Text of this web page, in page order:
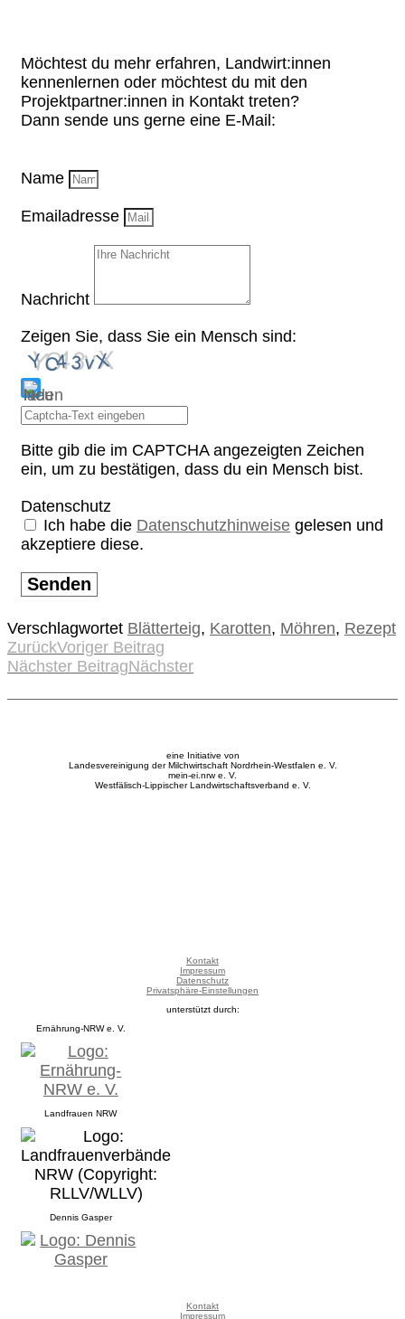
Möchtest du mehr erfahren, Landwirt:innen
kennenlernen oder möchtest du mit den
Projektpartner:innen in Kontakt treten?
Dann sende uns gerne eine E-Mail:
Name
Emailadresse
Nachricht
Zeigen Sie, dass Sie ein Mensch sind:
Bitte gib die im CAPTCHA angezeigten Zeichen
ein, um zu bestätigen, dass du ein Mensch bist.
Datenschutz
Ich habe die Datenschutzhinweise gelesen und
akzeptiere diese.
Senden
Verschlagwortet Blätterteig, Karotten, Möhren, Rezept
ZurückVoriger Beitrag
Nächster BeitragNächster
eine Initiative von
Landesvereinigung der Milchwirtschaft Nordrhein-Westfalen e. V.
mein-ei.nrw e. V.
Westfälisch-Lippischer Landwirtschaftsverband e. V.
Kontakt
Impressum
Datenschutz
Privatsphäre-Einstellungen
unterstützt durch:
Ernährung-NRW e. V.
Landfrauen NRW
Dennis Gasper
Kontakt
Impressum